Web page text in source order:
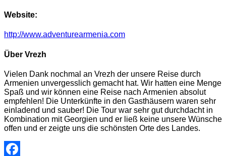
Website:
http://www.adventurearmenia.com
Über Vrezh
Vielen Dank nochmal an Vrezh der unsere Reise durch
Armenien unvergesslich gemacht hat. Wir hatten eine Menge
Spaß und wir können eine Reise nach Armenien absolut
empfehlen! Die Unterkünfte in den Gasthäusern waren sehr
einladend und sauber! Die Tour war sehr gut durchdacht in
Kombination mit Georgien und er ließ keine unsere Wünsche
offen und er zeigte uns die schönsten Orte des Landes.